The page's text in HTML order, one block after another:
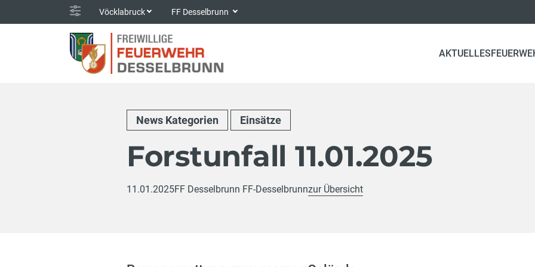
Vöcklabruck FF Desselbrunn
AKTUELLES
News Kategorien Einsätze
Forstunfall 11.01.2025
11.01.2025FF Desselbrunn FF-Desselbrunnzur Übersicht